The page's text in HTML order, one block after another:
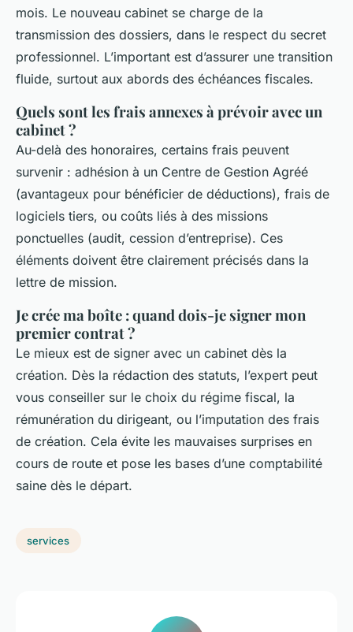
mois. Le nouveau cabinet se charge de la
transmission des dossiers, dans le respect du secret
professionnel. L’important est d’assurer une transition
fluide, surtout aux abords des échéances fiscales.
Quels sont les frais annexes à prévoir avec un
cabinet ?
Au-delà des honoraires, certains frais peuvent
survenir : adhésion à un Centre de Gestion Agréé
(avantageux pour bénéficier de déductions), frais de
logiciels tiers, ou coûts liés à des missions
ponctuelles (audit, cession d’entreprise). Ces
éléments doivent être clairement précisés dans la
lettre de mission.
Je crée ma boîte : quand dois-je signer mon
premier contrat ?
Le mieux est de signer avec un cabinet dès la
création. Dès la rédaction des statuts, l’expert peut
vous conseiller sur le choix du régime fiscal, la
rémunération du dirigeant, ou l’imputation des frais
de création. Cela évite les mauvaises surprises en
cours de route et pose les bases d’une comptabilité
saine dès le départ.
services